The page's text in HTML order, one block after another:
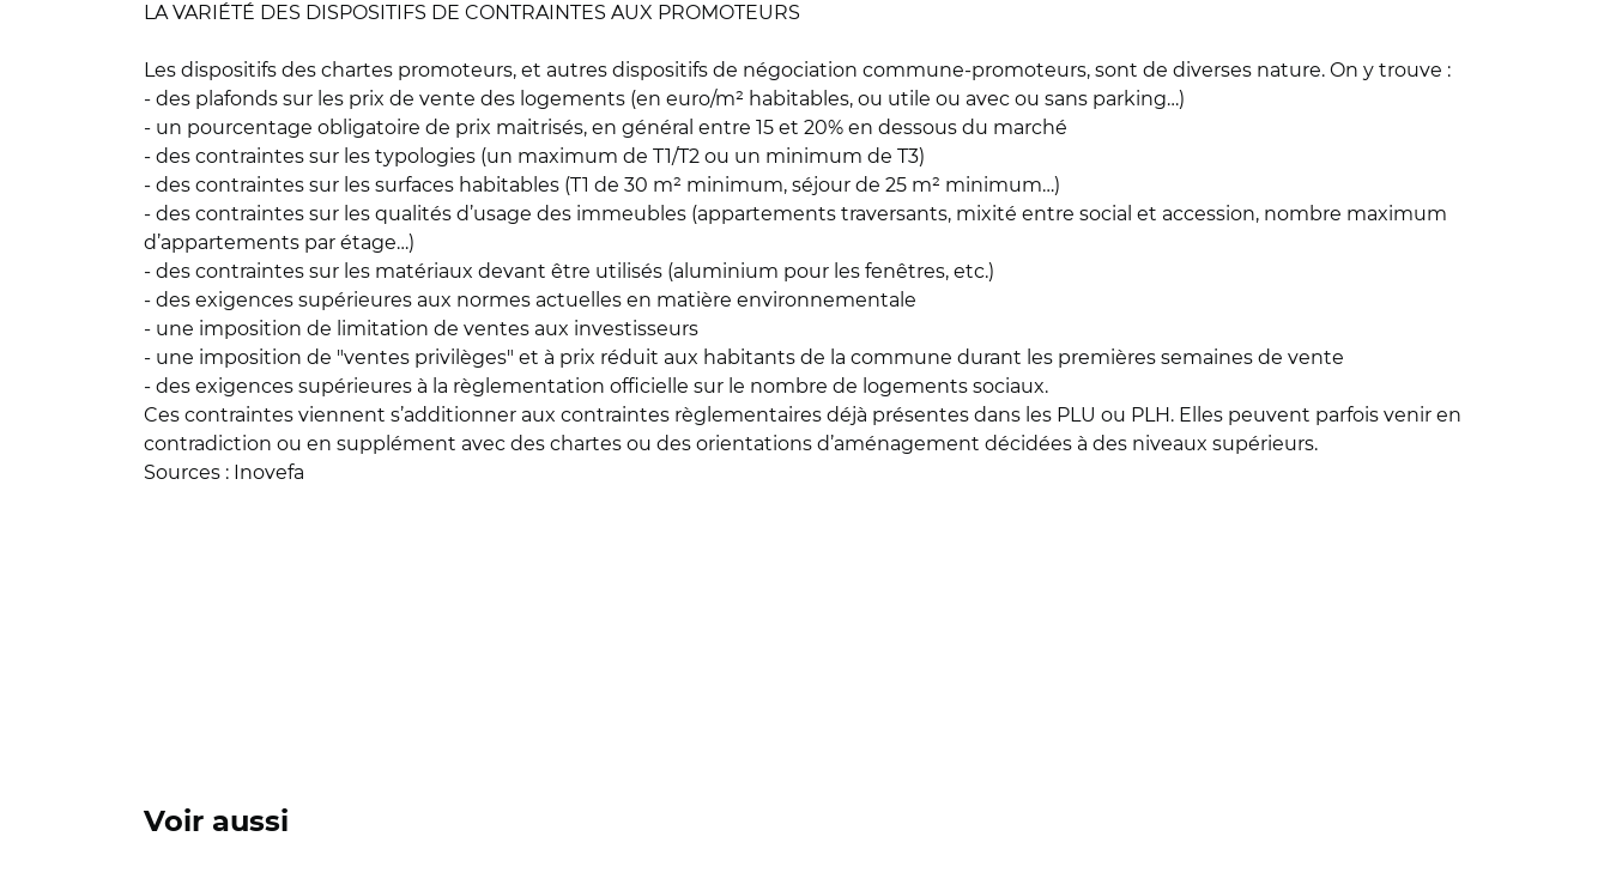
LA VARIÉTÉ DES DISPOSITIFS DE CONTRAINTES AUX PROMOTEURS
Les dispositifs des chartes promoteurs, et autres dispositifs de négociation commune-promoteurs, sont de diverses nature. On y trouve :
- des plafonds sur les prix de vente des logements (en euro/m² habitables, ou utile ou avec ou sans parking…)
- un pourcentage obligatoire de prix maitrisés, en général entre 15 et 20% en dessous du marché
- des contraintes sur les typologies (un maximum de T1/T2 ou un minimum de T3)
- des contraintes sur les surfaces habitables (T1 de 30 m² minimum, séjour de 25 m² minimum…)
- des contraintes sur les qualités d’usage des immeubles (appartements traversants, mixité entre social et accession, nombre maximum
d’appartements par étage…)
- des contraintes sur les matériaux devant être utilisés (aluminium pour les fenêtres, etc.)
- des exigences supérieures aux normes actuelles en matière environnementale
- une imposition de limitation de ventes aux investisseurs
- une imposition de "ventes privilèges" et à prix réduit aux habitants de la commune durant les premières semaines de vente
- des exigences supérieures à la règlementation officielle sur le nombre de logements sociaux.
Ces contraintes viennent s’additionner aux contraintes règlementaires déjà présentes dans les PLU ou PLH. Elles peuvent parfois venir en
contradiction ou en supplément avec des chartes ou des orientations d’aménagement décidées à des niveaux supérieurs.
Sources : Inovefa
Voir aussi